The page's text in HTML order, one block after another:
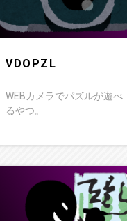
VDOPZL
WEBカメラでパズルが遊べ
るやつ。